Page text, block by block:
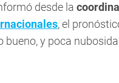
desde la
, el
bueno, y poca